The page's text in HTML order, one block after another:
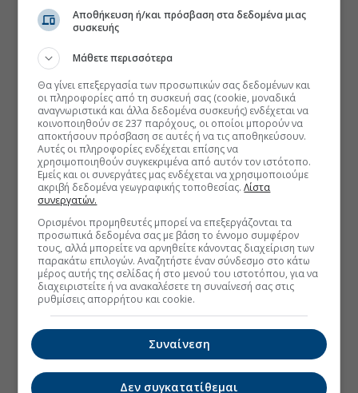
Αποθήκευση ή/και πρόσβαση στα δεδομένα μιας
συσκευής
Μάθετε περισσότερα
Θα γίνει επεξεργασία των προσωπικών σας δεδομένων και
οι πληροφορίες από τη συσκευή σας (cookie, μοναδικά
αναγνωριστικά και άλλα δεδομένα συσκευής) ενδέχεται να
κοινοποιηθούν σε 237 παρόχους, οι οποίοι μπορούν να
αποκτήσουν πρόσβαση σε αυτές ή να τις αποθηκεύσουν.
Αυτές οι πληροφορίες ενδέχεται επίσης να
χρησιμοποιηθούν συγκεκριμένα από αυτόν τον ιστότοπο.
Εμείς και οι συνεργάτες μας ενδέχεται να χρησιμοποιούμε
ακριβή δεδομένα γεωγραφικής τοποθεσίας.Λίστα
συνεργατών.
Ορισμένοι προμηθευτές μπορεί να επεξεργάζονται τα
προσωπικά δεδομένα σας με βάση το έννομο συμφέρον
τους, αλλά μπορείτε να αρνηθείτε κάνοντας διαχείριση των
παρακάτω επιλογών. Αναζητήστε έναν σύνδεσμο στο κάτω
μέρος αυτής της σελίδας ή στο μενού του ιστοτόπου, για να
διαχειριστείτε ή να ανακαλέσετε τη συναίνεσή σας στις
ρυθμίσεις απορρήτου και cookie.
Συναίνεση
Δεν συγκατατίθεμαι